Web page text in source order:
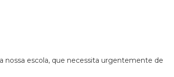
nossa escola, que necessita urgentemente de